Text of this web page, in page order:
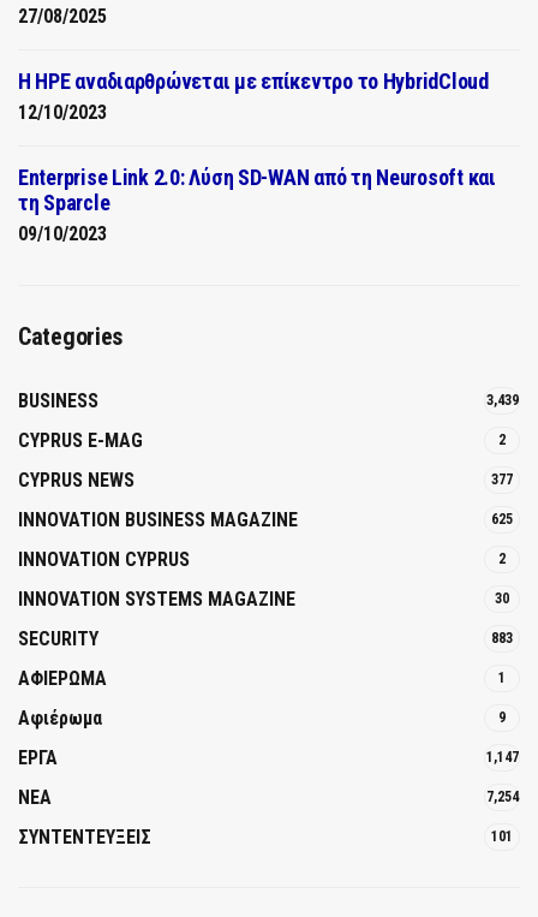
27/08/2025
H HPE αναδιαρθρώνεται με επίκεντρο το HybridCloud
12/10/2023
Enterprise Link 2.0: Λύση SD-WAN από τη Neurosoft και
τη Sparcle
09/10/2023
Categories
BUSINESS 3,439
CYPRUS E-MAG 2
CYPRUS NEWS 377
INNOVATION BUSINESS MAGAZINE 625
INNOVATION CYPRUS 2
INNOVATION SYSTEMS MAGAZINE 30
SECURITY 883
ΑΦΙΕΡΩΜΑ 1
Αφιέρωμα 9
ΕΡΓΑ 1,147
ΝΕΑ 7,254
ΣΥΝΤΕΝΤΕΥΞΕΙΣ 101